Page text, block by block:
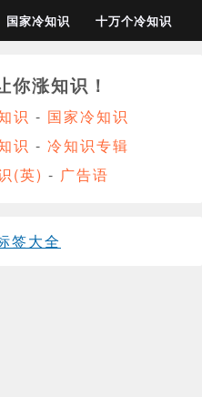
国家冷知识 十万个冷知识
你涨知识！
识 - 国家冷知识
识 - 冷知识专辑
(英) - 广告语
签大全